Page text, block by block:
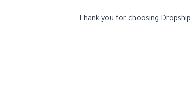
Thank you for choosing